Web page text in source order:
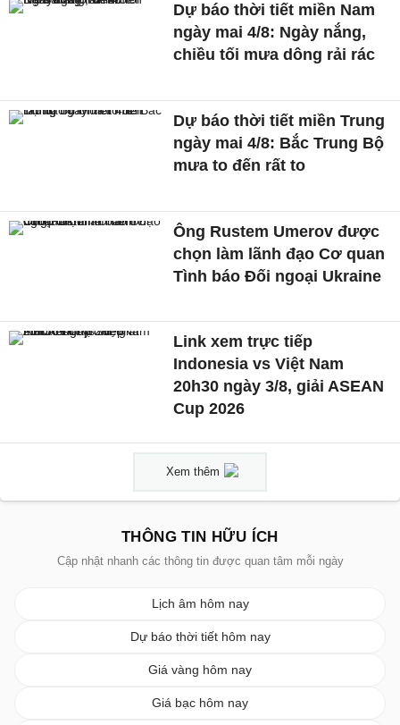
Dự báo thời tiết miền Nam
ngày mai 4/8: Ngày nắng,
chiều tối mưa dông rải rác
Dự báo thời tiết miền Trung
ngày mai 4/8: Bắc Trung Bộ
mưa to đến rất to
Ông Rustem Umerov được
chọn làm lãnh đạo Cơ quan
Tình báo Đối ngoại Ukraine
Link xem trực tiếp
Indonesia vs Việt Nam
20h30 ngày 3/8, giải ASEAN
Cup 2026
Xem thêm
THÔNG TIN HỮU ÍCH
Cập nhật nhanh các thông tin được quan tâm mỗi ngày
Lịch âm hôm nay
Dự báo thời tiết hôm nay
Giá vàng hôm nay
Giá bạc hôm nay